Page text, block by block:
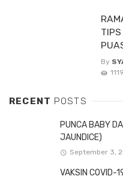
By
RECENT POSTS
PUNCA BABY
JAUNDICE)
September 3,
VAKSIN COVID-